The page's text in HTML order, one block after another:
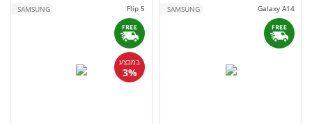
Galaxy A14
SAMSUNG
Flip 5
במבצע
3%
SAMSUNG